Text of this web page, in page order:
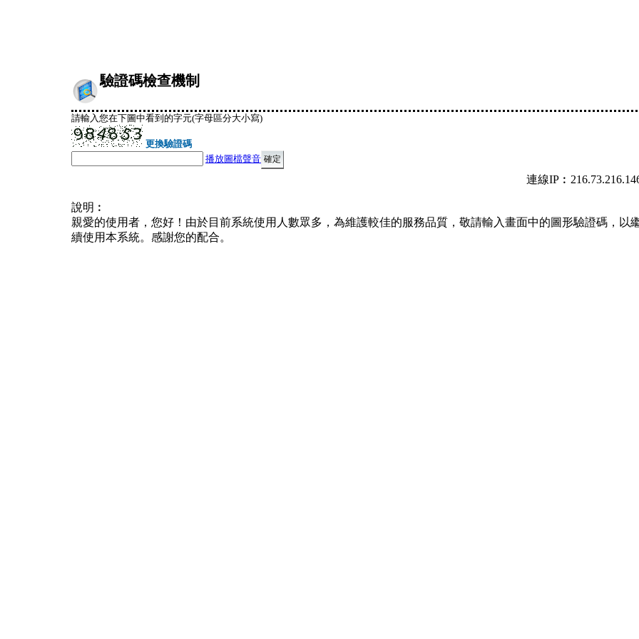
驗證碼檢查機制
請輸入您在下圖中看到的字元(字母區分大小寫)
更換驗證碼
播放圖檔聲音
連線
說明︰
親愛的使用者，您好！由於目前系統使用人數眾多，為維護較佳的服務品質，敬請輸入畫面中的圖形驗證碼，以
續使用本系統。感謝您的配合。